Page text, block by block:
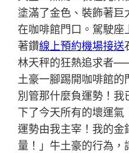
塗滿了金色、裝飾著巨
在咖啡館門口。駕駛座
著鑽線上預約機場接送
林天秤的狂熱追求者
土豪一腳踢開咖啡館的
別管那什麼負運勢！我
下了今天所有的壞運氣
運勢由我主宰！我的金
量！」牛土豪的行為